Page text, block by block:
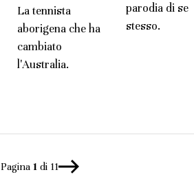
La tennista
aborigena che ha
cambiato
l'Australia.
parodia di se
stesso.
Pagina 1 di 11